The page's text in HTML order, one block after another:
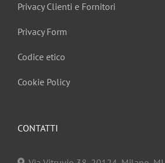
CONTATTI
Privacy Clienti e Fornitori
Privacy Form
Codice etico
Cookie Policy